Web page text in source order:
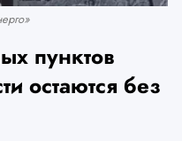
пунктов
остаются без